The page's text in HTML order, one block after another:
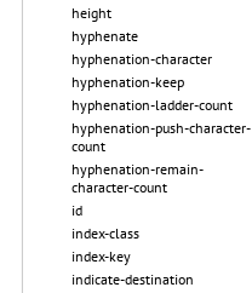
height
hyphenate
hyphenation-character
hyphenation-keep
hyphenation-ladder-count
hyphenation-push-character-
count
hyphenation-remain-
character-count
id
index-class
index-key
indicate-destination